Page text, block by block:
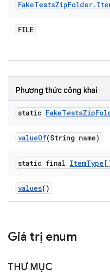
FakeTestsZipFolder.
FILE
Phương thức công khai
static FakeTestsZip
valueOf(String name)
static final Item
values()
Giá trị enum
THƯ MỤC